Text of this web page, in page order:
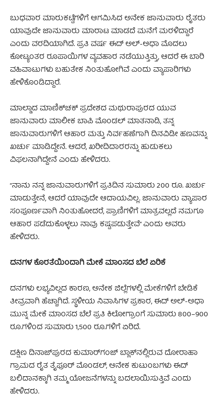
ಬುಧವಾರ ಮಾರುಕಟ್ಟೆಗಳಿಗೆ ಆಗಮಿಸಿದ ಅನೇಕ ಜಾನುವಾರು ರೈತರು
ಯಾವುದೇ ಜಾನುವಾರು ಮಾರಾಟ ಮಾಡದೆ ಮನೆಗೆ ಮರಳಿದ್ದಾರೆ
ಎಂದು ವರದಿಯಾಗಿದೆ. ಪ್ರತಿ ವರ್ಷ ಈದ್ ಅಲ್-ಅಧಾ ಮೊದಲು
ಕೋಟ್ಯಂತರ ರೂಪಾಯಿಗಳ ವ್ಯವಹಾರ ನಡೆಯುತ್ತಿತ್ತು, ಆದರೆ ಈ ಬಾರಿ
ವಹಿವಾಟುಗಳು ಬಹುತೇಕ ನಿಂತುಹೋಗಿವೆ ಎಂದು ವ್ಯಾಪಾರಿಗಳು
ಹೇಳಿಕೊಂಡಿದ್ದಾರೆ.
ಮಾಲ್ಡಾದ ಮಾಣಿಕ್‌ಚಕ್ ಪ್ರದೇಶದ ಮಥುರಾಪುರದ ಯುವ
ಜಾನುವಾರು ಮಾಲೀಕ ಬಾಪಿ ಮೊಂಡಲ್ ಮಾತನಾಡಿ, ತನ್ನ
ಜಾನುವಾರುಗಳಿಗೆ ಆಹಾರ ಮತ್ತು ನಿರ್ವಹಣೆಗಾಗಿ ದಿನವಿಡೀ ಹಣವನ್ನು
ಖರ್ಚು ಮಾಡಿದ್ದೇನೆ. ಆದರೆ, ಖರೀದಿದಾರರನ್ನು ಹುಡುಕಲು
ವಿಫಲನಾಗಿದ್ದೇನೆ ಎಂದು ಹೇಳಿದರು.
“ನಾನು ನನ್ನ ಜಾನುವಾರುಗಳಿಗೆ ಪ್ರತಿದಿನ ಸುಮಾರು 200 ರೂ. ಖರ್ಚು
ಮಾಡುತ್ತೇನೆ, ಆದರೆ ಯಾವುದೇ ಆದಾಯವಿಲ್ಲ. ಜಾನುವಾರು ವ್ಯಾಪಾರ
ಸಂಪೂರ್ಣವಾಗಿ ನಿಂತುಹೋದರೆ, ಪ್ರಾಣಿಗಳಿಗೆ ಮಾತ್ರವಲ್ಲದೆ ನಮಗೂ
ಆಹಾರ ಪಡೆದುಕೊಳ್ಳಲು ನಾವು ಕಷ್ಟಪಡುತ್ತೇವೆ” ಎಂದು ಅವರು
ಹೇಳಿದರು.
ದನಗಳ ಕೊರತೆಯಿಂದಾಗಿ ಮೇಕೆ ಮಾಂಸದ ಬೆಲೆ ಏರಿಕೆ
ದನಗಳು ಲಭ್ಯವಿಲ್ಲದ ಕಾರಣ, ಅನೇಕ ಜಿಲ್ಲೆಗಳಲ್ಲಿ ಮೇಕೆಗಳಿಗೆ ಬೇಡಿಕೆ
ತೀವ್ರವಾಗಿ ಹೆಚ್ಚಾಗಿದೆ. ಸ್ಥಳೀಯ ನಿವಾಸಿಗಳ ಪ್ರಕಾರ, ಈದ್ ಅಲ್-ಅಧಾ
ಮುನ್ನ ಮೇಕೆ ಮಾಂಸದ ಬೆಲೆ ಪ್ರತಿ ಕಿಲೋಗ್ರಾಂಗೆ ಸುಮಾರು 800–900
ರೂ.ಗಳಿಂದ ಸುಮಾರು 1,500 ರೂ.ಗಳಿಗೆ ಏರಿದೆ.
ದಕ್ಷಿಣ ದಿನಾಜ್‌ಪುರದ ಕುಮಾರ್‌ಗಂಜ್ ಬ್ಲಾಕ್‌ನಲ್ಲಿರುವ ದೋರಾಹಾ
ಗ್ರಾಮದ ರೈತ ತೈಫೂರ್ ಮೊಂಡಲ್, ಅನೇಕ ಕುಟುಂಬಗಳು ಈದ್
ಬಲಿದಾನಕ್ಕಾಗಿ ತಮ್ಮ ಯೋಜನೆಗಳನ್ನು ಬದಲಾಯಿಸುತ್ತಿವೆ ಎಂದು
ಹೇಳಿದರು.